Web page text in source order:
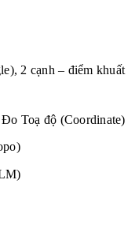
2 cạnh – điểm khuất
Toạ độ (Coordinate)